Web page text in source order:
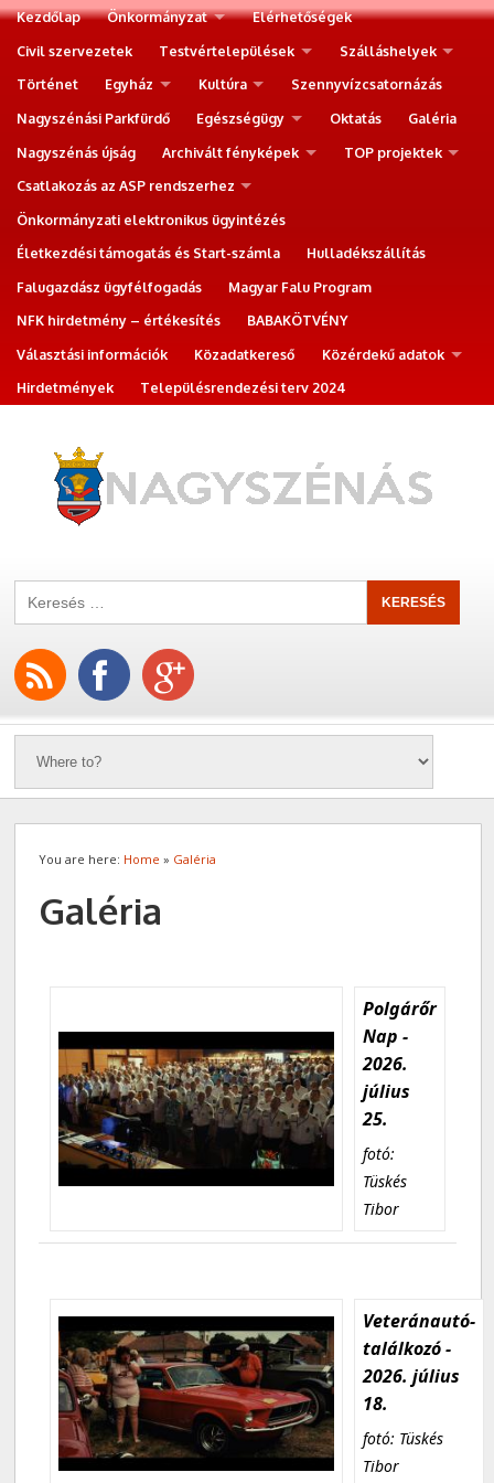
Kezdőlap Önkormányzat
Elérhetőségek
Civil szervezetek
Testvértelepülések
Szálláshelyek
Történet
Egyház Kultúra
Szennyvízcsatornázás
Nagyszénási Parkfürdő
Egészségügy Oktatás
Galéria
Nagyszénás újság
Archivált fényképek
TOP projektek
Csatlakozás az ASP rendszerhez
Önkormányzati elektronikus ügyintézés
Életkezdési támogatás és Start-számla
Hulladékszállítás
Falugazdász ügyfélfogadás
Magyar Falu Program
NFK hirdetmény – értékesítés
BABAKÖTVÉNY
Választási információk
Közadatkereső
Közérdekű adatok
Hirdetmények
Településrendezési terv 2024
You are here: Home » Galéria
Galéria
Polgárőr
Nap -
2026.
július
25.
fotó:
Tüskés
Tibor
Veteránautó-
találkozó -
2026. július
18.
fotó: Tüskés
Tibor